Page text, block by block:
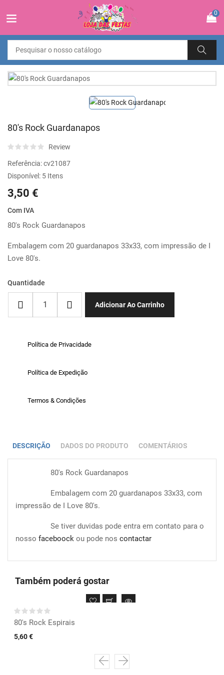
0
80's Rock Guardanapos
Review
Referência:cv21087
Disponível: 5 Itens
3,50 €
Com IVA
80's Rock Guardanapos
Embalagem com 20 guardanapos 33x33, com impressão de I
Love 80's.
Quantidade
Adicionar Ao Carrinho
Política de Privacidade
Política de Expedição
Termos & Condições
DESCRIÇÃO DADOS DO PRODUTO COMENTÁRIOS
80's Rock Guardanapos
Embalagem com 20 guardanapos 33x33, com
impressão de I Love 80's.
Se tiver duvidas pode entra em contato para o
nosso faceboock ou pode nos contactar
Também poderá gostar
80's Rock Espirais
5,60 €